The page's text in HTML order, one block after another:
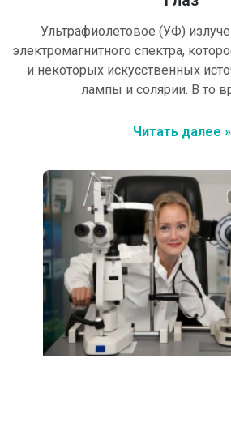
Ультрафиолетовое (УФ)
электромагнитного спектра,
и некоторых искусственных
лампы и солярии. В то
Читать далее »